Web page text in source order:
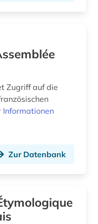
Zugriff auf die
Informationen
Zur Datenbank